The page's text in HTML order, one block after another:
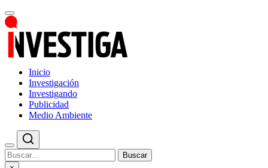
Inicio
Investigación
Investigando
Publicidad
Medio Ambiente
Buscar